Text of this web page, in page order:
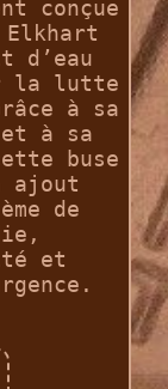
conçue
Elkhart
d’eau
la lutte
à sa
à sa
buse
ajout
de
et